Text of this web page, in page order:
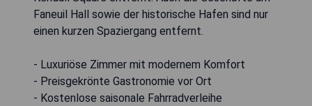
Faneuil Hall sowie der historische Hafen sind nur
einen kurzen Spaziergang entfernt.
- Luxuriöse Zimmer mit modernem Komfort
- Preisgekrönte Gastronomie vor Ort
- Kostenlose saisonale Fahrradverleihe